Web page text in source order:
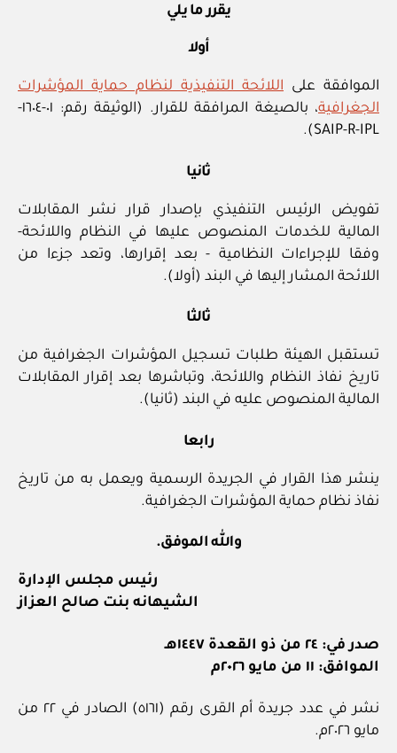
يقرر ما يلي
أولا
الموافقة على اللائحة التنفيذية لنظام حماية المؤشرات
الجغرافية
، بالصيغة المرافقة للقرار. (الوثيقة رقم: ٠١-‏١٦٠٤-‏
IPL-‏R-‏SAIP).
ثانيا
تفويض الرئيس التنفيذي بإصدار قرار نشر المقابلات
المالية للخدمات المنصوص عليها في النظام واللائحة‏-
وفقا للإجراءات النظامية ‏- بعد إقرارها، وتعد جزءا من
اللائحة المشار إليها في البند (أولا).
ثالثا
تستقبل الهيئة طلبات تسجيل المؤشرات الجغرافية من
تاريخ نفاذ النظام واللائحة، وتباشرها بعد إقرار المقابلات
المالية المنصوص عليه في البند (ثانيا).
رابعا
ينشر هذا القرار في الجريدة الرسمية ويعمل به من تاريخ
نفاذ نظام حماية المؤشرات الجغرافية.
والله الموفق.
رئيس مجلس الإدارة
الشيهانه بنت صالح العزاز
صدر في: ٢٤ من ذو القعدة ١٤٤٧هـ
الموافق: ١١ من مايو ٢٠٢٦م
نشر في عدد جريدة أم القرى رقم (٥١٦١) الصادر في ٢٢ من
مايو ٢٠٢٦م.